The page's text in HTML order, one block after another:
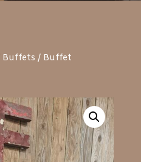
Buffets / Buffet